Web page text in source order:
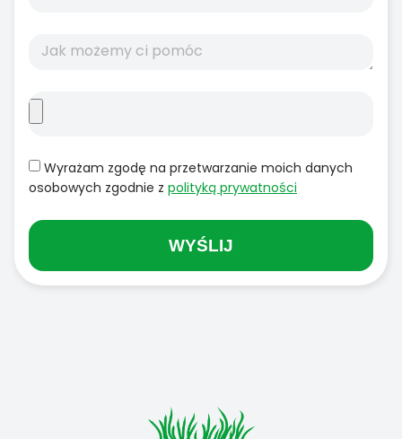
Wyrażam zgodę na przetwarzanie moich danych
osobowych zgodnie z polityką prywatności
WYŚLIJ